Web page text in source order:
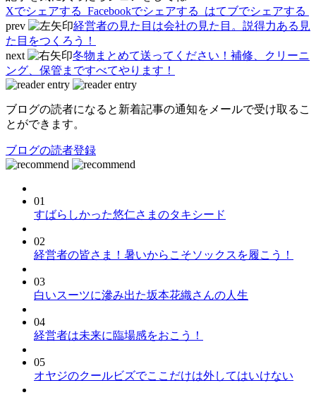
Xでシェアする Facebookでシェアする
はてブでシェアする
prev
経営者の見た目は会社の見た目。説得力ある見
た目をつくろう！
next
冬物まとめて送ってください！補修、クリーニ
ング、保管まですべてやります！
ブログの読者になると新着記事の通知をメールで受け取るこ
とができます。
ブログの読者登録
01
すばらしかった悠仁さまのタキシード
02
経営者の皆さま！暑いからこそソックスを履こう！
03
白いスーツに滲み出た坂本花織さんの人生
04
経営者は未来に臨場感をおこう！
05
オヤジのクールビズでここだけは外してはいけない